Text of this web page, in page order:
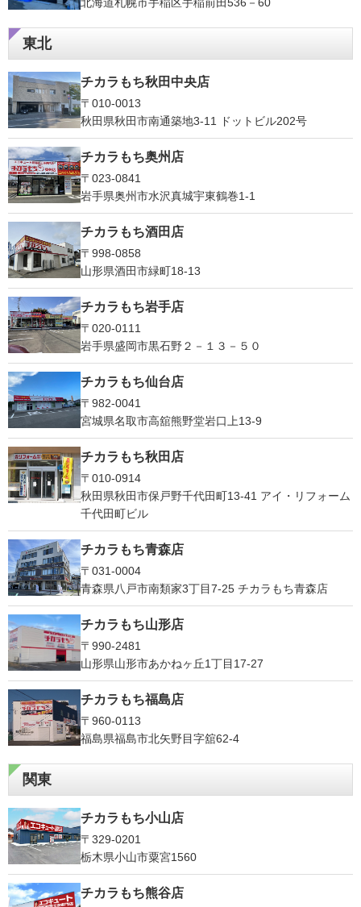
東北
チカラもち秋田中央店
〒010-0013
秋田県秋田市南通築地3-11 ドットビル202号
チカラもち奥州店
〒023-0841
岩手県奥州市水沢真城宇東鶴巻1‐1
チカラもち酒田店
〒998-0858
山形県酒田市緑町18-13
チカラもち岩手店
〒020-0111
岩手県盛岡市黒石野２－１３－５０
チカラもち仙台店
〒982-0041
宮城県名取市高舘熊野堂岩口上13‐9
チカラもち秋田店
〒010-0914
秋田県秋田市保戸野千代田町13-41 アイ・リフォーム
千代田町ビル
チカラもち青森店
〒031-0004
青森県八戸市南類家3丁目7-25 チカラもち青森店
チカラもち山形店
〒990-2481
山形県山形市あかねヶ丘1丁目17-27
チカラもち福島店
〒960-0113
福島県福島市北矢野目字舘62-4
関東
チカラもち小山店
〒329-0201
栃木県小山市粟宮1560
チカラもち熊谷店